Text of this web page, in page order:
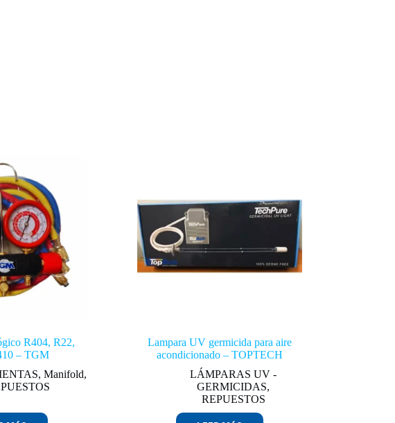
R404, R22,
– TGM
, Manifold,
Lampara UV germicida para aire
acondicionado – TOPTECH
LÁMPARAS UV -
GERMICIDAS,
REPUESTOS